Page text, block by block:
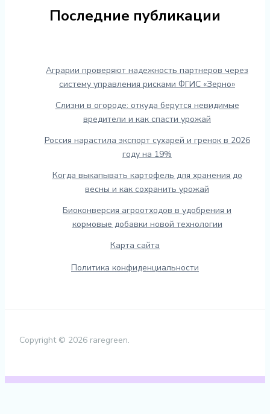
Последние публикации
Аграрии проверяют надежность партнеров через
систему управления рисками ФГИС «Зерно»
Слизни в огороде: откуда берутся невидимые
вредители и как спасти урожай
Россия нарастила экспорт сухарей и гренок в 2026
году на 19%
Когда выкапывать картофель для хранения до
весны и как сохранить урожай
Биоконверсия агроотходов в удобрения и
кормовые добавки новой технологии
Карта сайта
Политика конфиденциальности
Copyright © 2026 raregreen.